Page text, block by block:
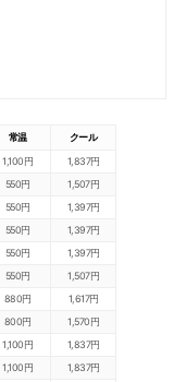
常温
クール
1,100円
1,837円
550円
1,507円
550円
1,397円
550円
1,397円
550円
1,397円
550円
1,507円
880円
1,617円
800円
1,570円
1,100円
1,837円
1,100円
1,837円